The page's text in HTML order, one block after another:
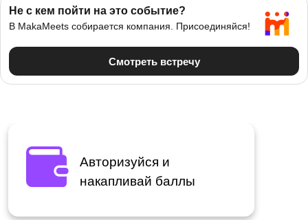
Авторизуйся и
накапливай баллы